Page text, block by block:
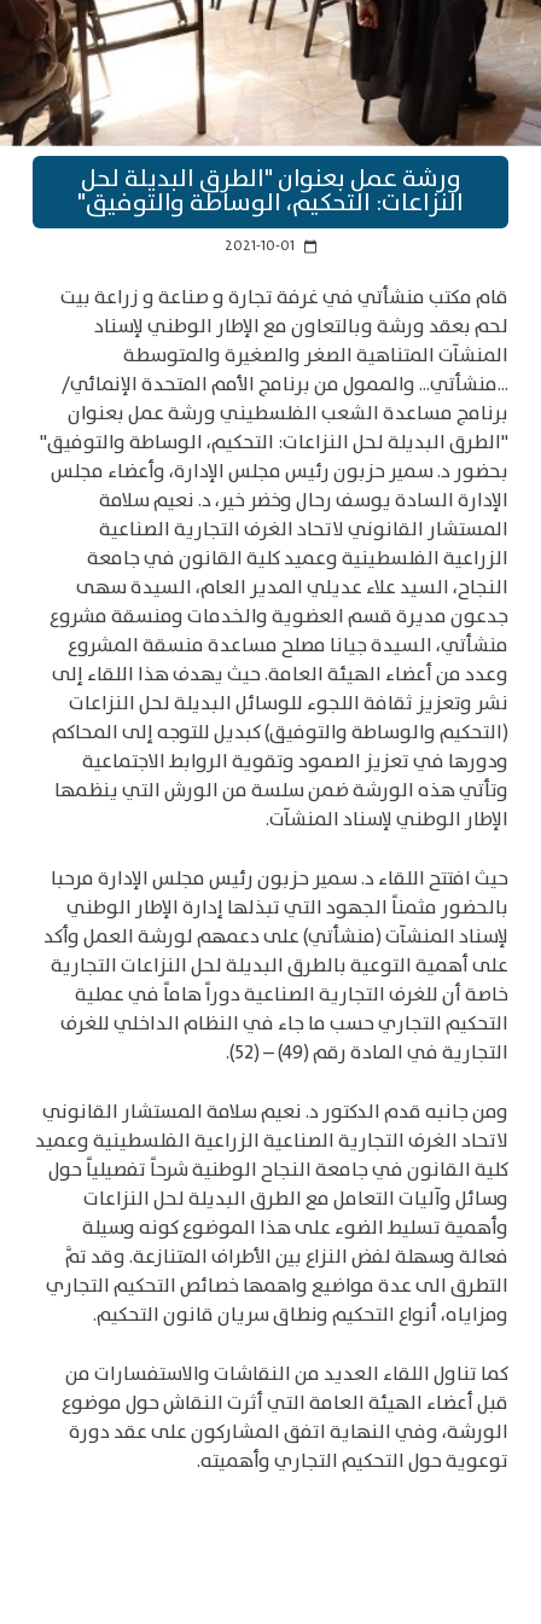
ورشة عمل بعنوان "الطرق البديلة لحل
النزاعات: التحكيم، الوساطة والتوفيق"
calendar_today
2021-10-01
قام مكتب منشأتي في غرفة تجارة و صناعة و زراعة بيت
لحم بعقد ورشة وبالتعاون مع الإطار الوطني لإسناد
المنشآت المتناهية الصغر والصغيرة والمتوسطة
...منشأتي... والممول من برنامج الأمم المتحدة الإنمائي/
برنامج مساعدة الشعب الفلسطيني ورشة عمل بعنوان
"الطرق البديلة لحل النزاعات: التحكيم، الوساطة والتوفيق"
بحضور د. سمير حزبون رئيس مجلس الإدارة، وأعضاء مجلس
الإدارة السادة يوسف رحال وخضر خير، د. نعيم سلامة
المستشار القانوني لاتحاد الغرف التجارية الصناعية
الزراعية الفلسطينية وعميد كلية القانون في جامعة
النجاح، السيد علاء عديلي المدير العام، السيدة سهى
جدعون مديرة قسم العضوية والخدمات ومنسقة مشروع
منشأتي، السيدة جيانا مصلح مساعدة منسقة المشروع
وعدد من أعضاء الهيئة العامة. حيث يهدف هذا اللقاء إلى
نشر وتعزيز ثقافة اللجوء للوسائل البديلة لحل النزاعات
(التحكيم والوساطة والتوفيق) كبديل للتوجه إلى المحاكم
ودورها في تعزيز الصمود وتقوية الروابط الاجتماعية
وتأتي هذه الورشة ضمن سلسة من الورش التي ينظمها
الإطار الوطني لإسناد المنشآت.
حيث افتتح اللقاء د. سمير حزبون رئيس مجلس الإدارة مرحبا
بالحضور مثمناً الجهود التي تبذلها إدارة الإطار الوطني
لإسناد المنشآت (منشأتي) على دعمهم لورشة العمل وأكد
على أهمية التوعية بالطرق البديلة لحل النزاعات التجارية
خاصة أن للغرف التجارية الصناعية دوراً هاماً في عملية
التحكيم التجاري حسب ما جاء في النظام الداخلي للغرف
التجارية في المادة رقم (49) – (52).
ومن جانبه قدم الدكتور د. نعيم سلامة المستشار القانوني
لاتحاد الغرف التجارية الصناعية الزراعية الفلسطينية وعميد
كلية القانون في جامعة النجاح الوطنية شرحاً تفصيلياً حول
وسائل وآليات التعامل مع الطرق البديلة لحل النزاعات
وأهمية تسليط الضوء على هذا الموضوع كونه وسيلة
فعالة وسهلة لفض النزاع بين الأطراف المتنازعة. وقد تمَّ
التطرق الى عدة مواضيع واهمها خصائص التحكيم التجاري
ومزاياه، أنواع التحكيم ونطاق سريان قانون التحكيم.
كما تناول اللقاء العديد من النقاشات والاستفسارات من
قبل أعضاء الهيئة العامة التي أثرت النقاش حول موضوع
الورشة، وفي النهاية اتفق المشاركون على عقد دورة
توعوية حول التحكيم التجاري وأهميته.